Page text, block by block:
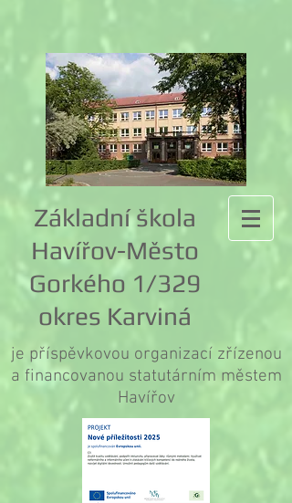
Základní škola
Havířov-Město
Gorkého 1/329
okres Karviná
je příspěvkovou organizací zřízenou
a financovanou statutárním městem
Havířov